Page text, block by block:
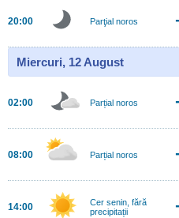
20:00 Parţial noros
Miercuri, 12 August
02:00 Parțial noros
08:00 Parțial noros
14:00
Cer senin, fără
precipitații